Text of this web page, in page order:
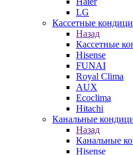
LG
Кассетные
Назад
Кассетные
Hisense
FUNAI
Royal Clima
AUX
Ecoclima
Hitachi
Канальные
Назад
Канальные
Hisense